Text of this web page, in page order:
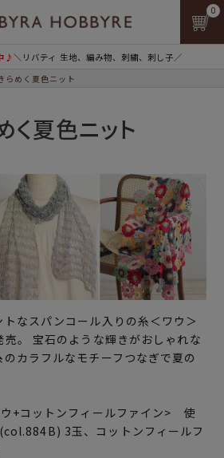
♪＼リバティ 生地、編み物、刺繍、刺し子／
0
らめく夏色ニット
く夏色ニット
なスパンコール入りの糸＜ワウ＞
売。 宝石のような輝きがおしゃれな
カラフルなモチーフつなぎで夏の
+コットンフィールファイン> 使
3玉、コットンフィールフ